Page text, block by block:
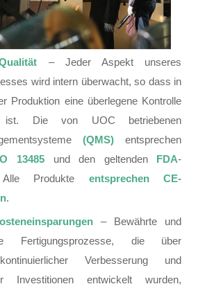
– Jeder Aspekt unseres
wird intern überwacht, so dass in
Produktion eine überlegene Kontrolle
ist. Die von UOC betriebenen
(QMS) entsprechen
13485 und den geltenden FDA-
Alle Produkte entsprechen CE-
.
– Bewährte und
Fertigungsprozesse, die über
Verbesserung und
Investitionen entwickelt wurden,